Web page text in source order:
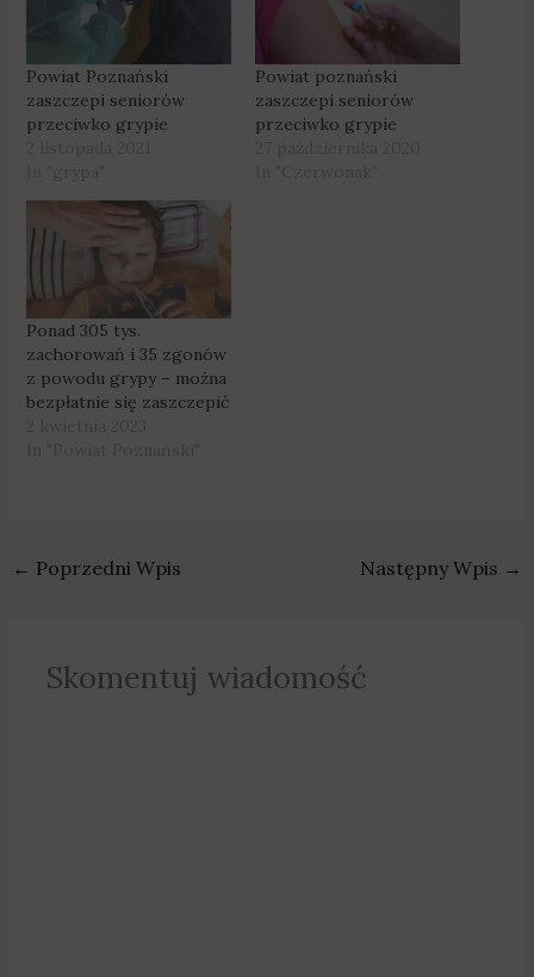
Powiat Poznański
zaszczepi seniorów
przeciwko grypie
Powiat poznański
zaszczepi seniorów
przeciwko grypie
Ponad 305 tys.
zachorowań i 35 zgonów
z powodu grypy – można
bezpłatnie się zaszczepić
← Poprzedni Wpis Następny Wpis →
Skomentuj wiadomość